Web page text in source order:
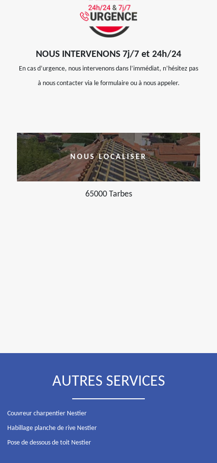
NOUS INTERVENONS 7j/7 et 24h/24
En cas d’urgence, nous intervenons dans l’immédiat, n’hésitez pas
à nous contacter via le formulaire ou à nous appeler.
NOUS LOCALISER
65000 Tarbes
AUTRES SERVICES
Couvreur charpentier Nestier
Habillage planche de rive Nestier
Pose de dessous de toit Nestier